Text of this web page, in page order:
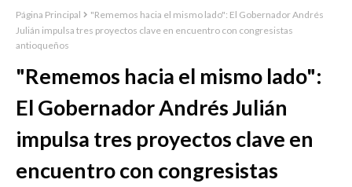
Página Principal
"Rememos hacia el mismo lado": El Gobernador Andrés
Julián impulsa tres proyectos clave en encuentro con congresistas
antioqueños
"Rememos hacia el mismo lado":
El Gobernador Andrés Julián
impulsa tres proyectos clave en
encuentro con congresistas